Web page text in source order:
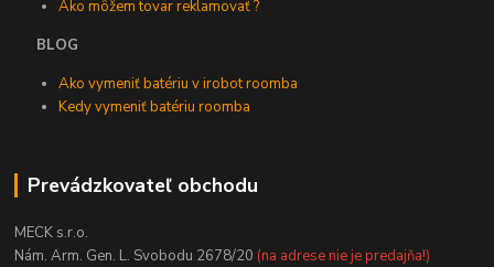
Ako môžem tovar reklamovať ?
BLOG
Ako vymeniť batériu v irobot roomba
Kedy vymeniť batériu roomba
Prevádzkovateľ obchodu
MECK s.r.o.
Nám. Arm. Gen. L. Svobodu 2678/20 (na adrese nie je predajňa!)